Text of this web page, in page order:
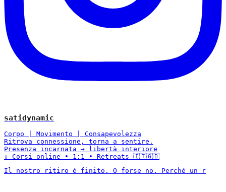
satidynamic
Corpo | Movimento | Consapevolezza
Ritrova connessione, torna a sentire.
Presenza incarnata → libertà interiore
↓ Corsi online • 1:1 • Retreats 🇮🇹🇬🇧
Il nostro ritiro è finito. O forse no. Perché un r